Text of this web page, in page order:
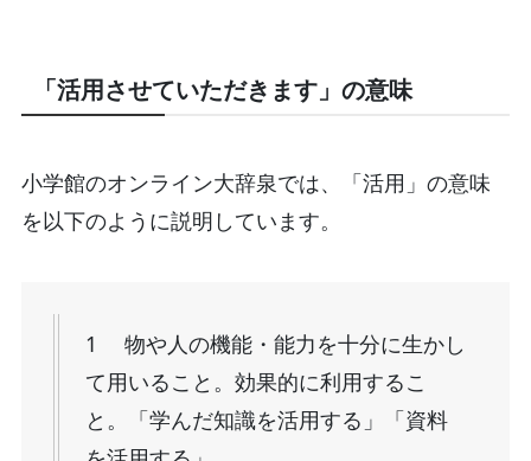
「活用させていただきます」の意味
小学館のオンライン大辞泉では、「活用」の意味
を以下のように説明しています。
1 物や人の機能・能力を十分に生かし
て用いること。効果的に利用するこ
と。「学んだ知識を活用する」「資料